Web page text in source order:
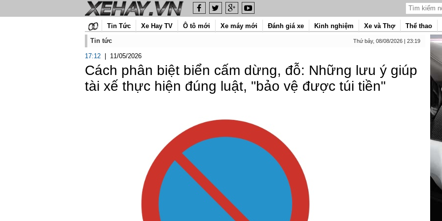
Tin Tức Xe Hay TV Ô tô mới Xe máy mới Đánh giá xe Kinh nghiệm Xe và Thợ Thể thao
Tin tức
Thứ bảy, 08/08/2026 | 23:19
17:12 11/05/2026
Cách phân biệt biển cấm dừng, đỗ: Những lưu ý giúp
tài xế thực hiện đúng luật, "bảo vệ được túi tiền"